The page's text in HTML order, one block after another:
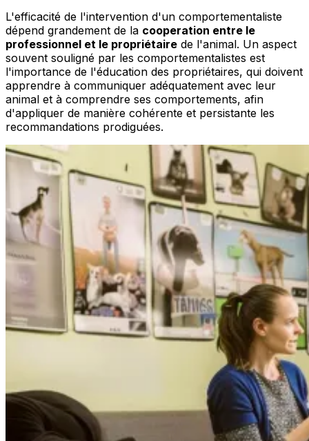
L'efficacité de l'intervention d'un comportementaliste
dépend grandement de la cooperation entre le
professionnel et le propriétaire de l'animal. Un aspect
souvent souligné par les comportementalistes est
l'importance de l'éducation des propriétaires, qui doivent
apprendre à communiquer adéquatement avec leur
animal et à comprendre ses comportements, afin
d'appliquer de manière cohérente et persistante les
recommandations prodiguées.